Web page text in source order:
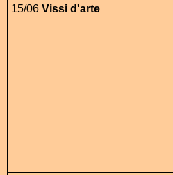
15/06 Vissi d'arte